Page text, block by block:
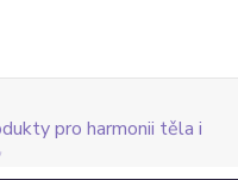
pro harmonii těla i